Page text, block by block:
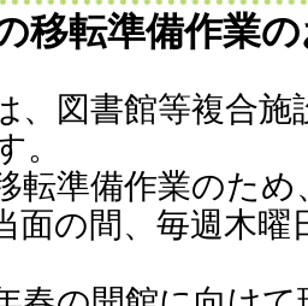
移転準備作業
、図書館等複合施
。
転準備作業のため
面の間、毎週木曜